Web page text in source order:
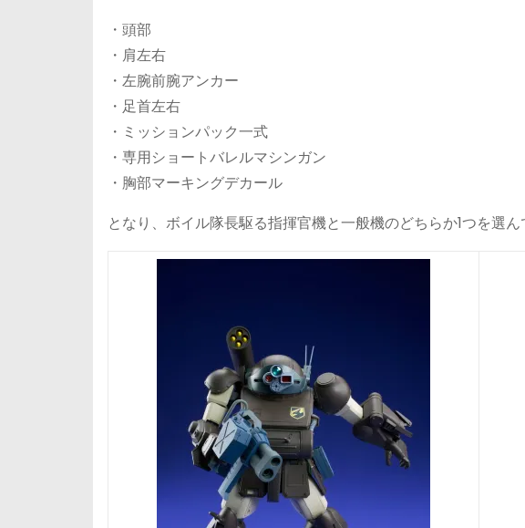
・頭部
・肩左右
・左腕前腕アンカー
・足首左右
・ミッションパック一式
・専用ショートバレルマシンガン
・胸部マーキングデカール
となり、ボイル隊長駆る指揮官機と一般機のどちらか1つを選ん